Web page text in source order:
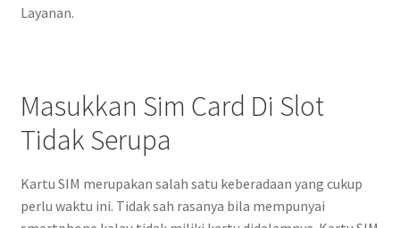
Layanan.
Masukkan Sim Card Di Slot
Tidak Serupa
Kartu SIM merupakan salah satu keberadaan yang cukup
perlu waktu ini. Tidak sah rasanya bila mempunyai